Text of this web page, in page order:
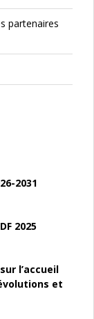
partenaires
2031
2025
l’accueil
et